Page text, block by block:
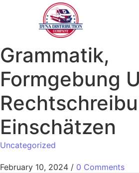
Grammatik,
Formgebung
Einschätzen
Uncategorized
February 10, 2024 / 0 Comments